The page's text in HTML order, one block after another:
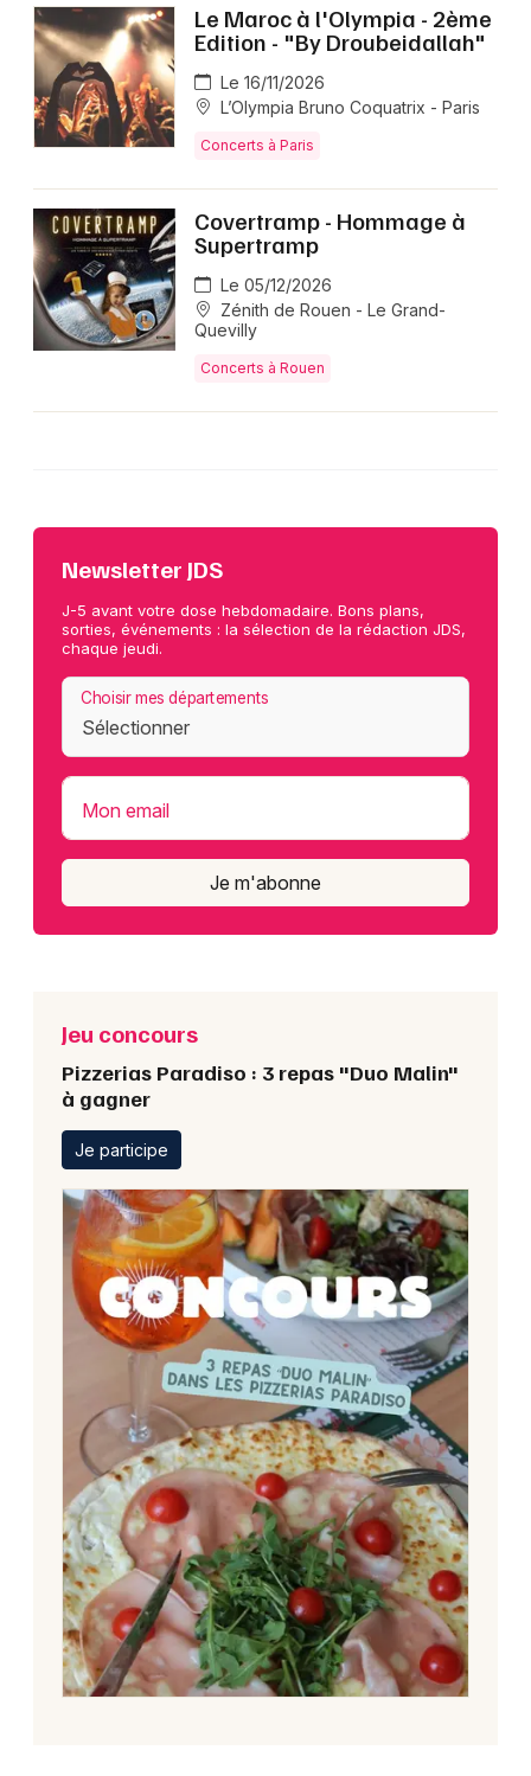
Le Maroc à l'Olympia - 2ème
Edition - "By Droubeidallah"
Le 16/11/2026
L’Olympia Bruno Coquatrix - Paris
Concerts à Paris
Covertramp - Hommage à
Supertramp
Le 05/12/2026
Zénith de Rouen - Le Grand-
Quevilly
Concerts à Rouen
Newsletter JDS
J-5 avant votre dose hebdomadaire. Bons plans,
sorties, événements : la sélection de la rédaction JDS,
chaque jeudi.
Choisir mes départements
Mon email
Je m'abonne
Jeu concours
Pizzerias Paradiso : 3 repas "Duo Malin"
à gagner
Je participe